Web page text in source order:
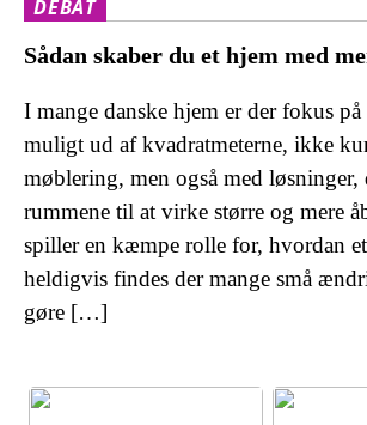
DEBAT
Sådan skaber du et hjem med
I mange danske hjem er der fokus på
muligt ud af kvadratmeterne, ikke
møblering, men også med løsninger,
rummene til at virke større og mere
spiller en kæmpe rolle for, hvordan
heldigvis findes der mange små
gøre […]